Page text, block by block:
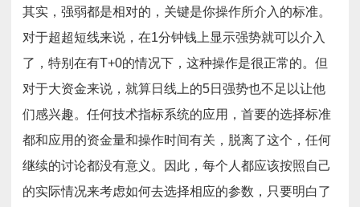
其实，强弱都是相对的，关键是你操作所介入的标准。
对于超超短线来说，在1分钟钱上显示强势就可以介入
了，特别在有T+0的情况下，这种操作是很正常的。但
对于大资金来说，就算日线上的5日强势也不足以让他
们感兴趣。任何技术指标系统的应用，首要的选择标准
都和应用的资金量和操作时间有关，脱离了这个，任何
继续的讨论都没有意义。因此，每个人都应该按照自己
的实际情况来考虑如何去选择相应的参数，只要明白了